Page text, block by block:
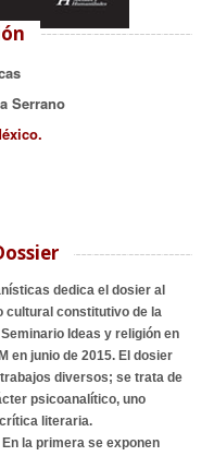
Serrano
dedica el dosier al
cultural constitutivo de la
Ideas y religión en
en junio de 2015. El dosier
diversos; se trata de
psicoanalítico, uno
literaria.
la primera se exponen